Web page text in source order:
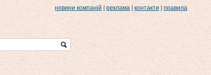
новини компаній реклама контакти правила